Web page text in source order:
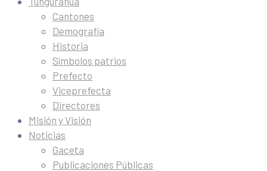
Cantones
Demografía
Historia
Símbolos patrios
Prefecto
Viceprefecta
Directores
Misión y Visión
Noticias
Gaceta
Publicaciones Públicas